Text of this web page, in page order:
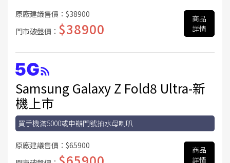
原廠建議售價： $38900
門市破盤價： $38900
商品
詳情
Samsung Galaxy Z Fold8 Ultra-新
機上市
買手機滿5000或申辦門號抽水母喇叭
原廠建議售價： $65900
商品
詳情